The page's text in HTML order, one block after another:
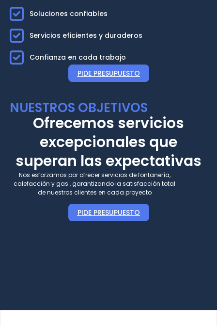
Soluciones confiables
Servicios eficientes y duraderos
Confianza en cada trabajo
PIDE PRESUPUESTO
NUESTROS OBJETIVOS
Ofrecemos servicios
excepcionales que
superan las expectativas
Nos esforzamos por ofrecer servicios de fontanería,
calefacción y gas , garantizando la satisfacción total
de nuestros clientes en cada proyecto
PIDE PRESUPUESTO